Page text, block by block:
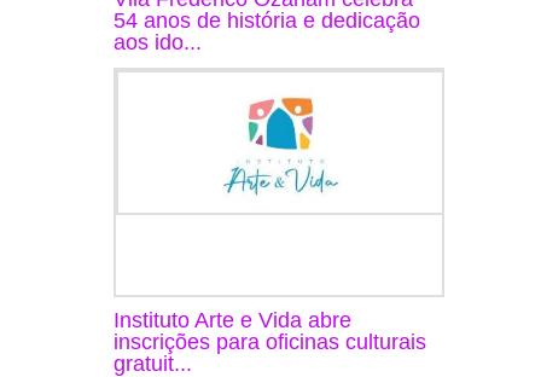
54 anos de história e dedicação
aos ido...
Instituto Arte e Vida abre
inscrições para oficinas culturais
gratuit...